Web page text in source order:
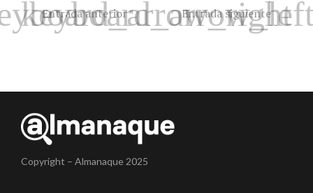
Entrada anterior Entrada siguiente
Copyright – Almanaque 2025